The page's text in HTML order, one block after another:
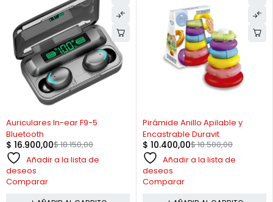
Auriculares In-ear F9-5
Bluetooth
$18.150,00
$ 16.900,00
Añadir a la lista de
deseos
Comparar
-44%
Pirámide Anillo Apilable y
Encastrable Duravit
$18.500,00
$ 10.400,00
Añadir a la lista de
deseos
Comparar